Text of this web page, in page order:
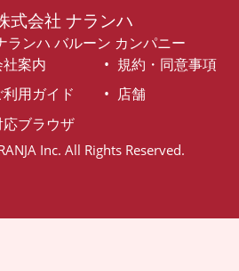
式会社 ナランハ
ランハ バルーン カンパニー
案内
規約・同意事項
利用ガイド
店舗
応ブラウザ
Inc. All Rights Reserved.